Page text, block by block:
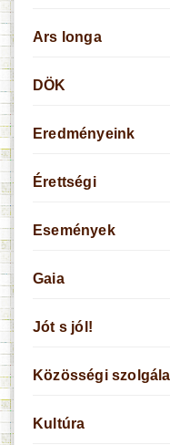
Ars longa
DÖK
Eredményeink
Érettségi
Események
Gaia
Jót s jól!
Közösségi
Kultúra